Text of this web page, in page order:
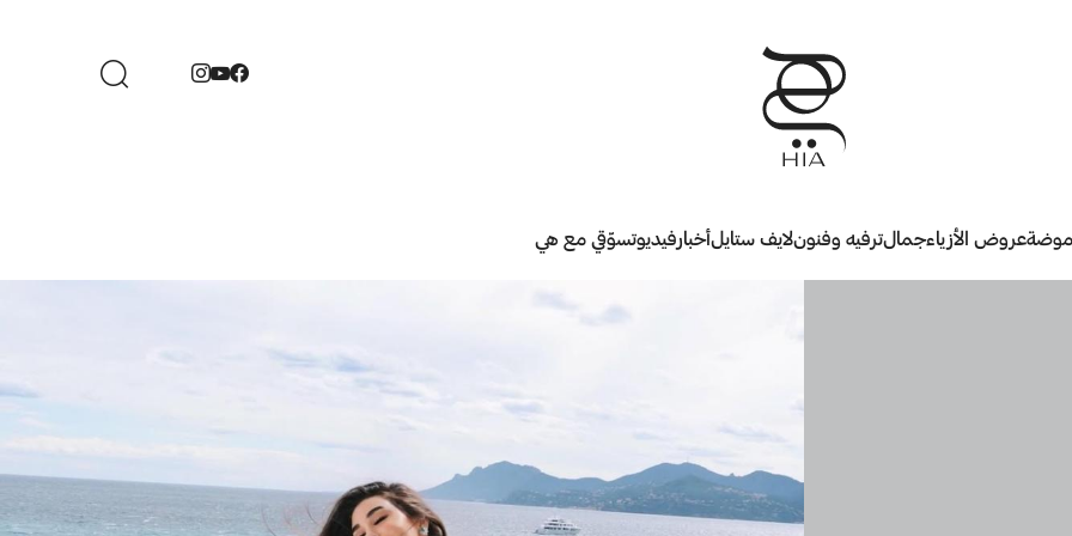
موضةعروض الأزياءجمالترفيه وفنونلايف ستايلأخبارفيديوتسوّقي مع هي